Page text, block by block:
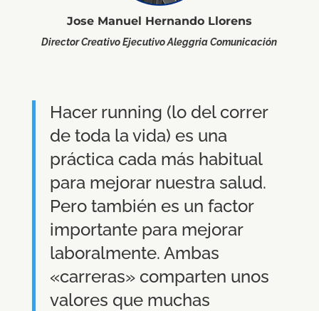
Jose Manuel Hernando Llorens
Director Creativo Ejecutivo Aleggria Comunicación
Hacer running (lo del correr
de toda la vida) es una
práctica cada más habitual
para mejorar nuestra salud.
Pero también es un factor
importante para mejorar
laboralmente. Ambas
«carreras» comparten unos
valores que muchas